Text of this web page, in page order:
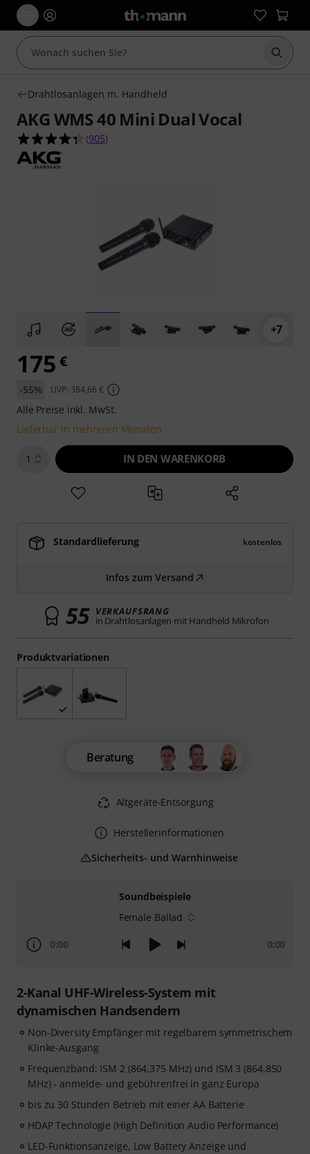
Suche
Drahtlosanlagen m. Handheld
AKG WMS 40 Mini Dual Vocal
4.3 von 5 Sternen aus 905 Kundenbewertungen
(905)
+7
Soundbeispiele
Female Ballad
0:00 0:00
2-Kanal UHF-Wireless-System mit
dynamischen Handsendern
Non-Diversity Empfänger mit regelbarem symmetrischem
Klinke-Ausgang
Frequenzband: ISM 2 (864,375 MHz) und ISM 3 (864,850
MHz) - anmelde- und gebührenfrei in ganz Europa
bis zu 30 Stunden Betrieb mit einer AA Batterie
HDAP Technologie (High Definition Audio Performance)
LED-Funktionsanzeige, Low Battery Anzeige und
Produktvariationen
175 €
-55% UVP: 384,66 €
Alle Preise inkl. MwSt.
Lieferbar in mehreren Monaten
1 IN DEN WARENKORB
Standardlieferung kostenlos
Infos zum Versand
55 VERKAUFSRANG
in Drahtlosanlagen mit Handheld Mikrofon
Beratung
Altgeräte-Entsorgung
Herstellerinformationen
Sicherheits- und Warnhinweise